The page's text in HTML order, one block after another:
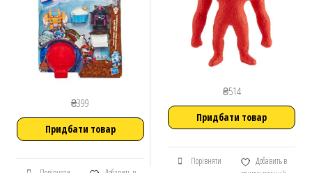
₴399
Придбати товар
₴514
Придбати товар
Порівняти
Добавить в